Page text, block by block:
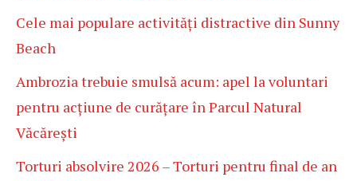
Cele mai populare activități distractive din Sunny
Beach
Ambrozia trebuie smulsă acum: apel la voluntari
pentru acțiune de curățare în Parcul Natural
Văcărești
Torturi absolvire 2026 – Torturi pentru final de an